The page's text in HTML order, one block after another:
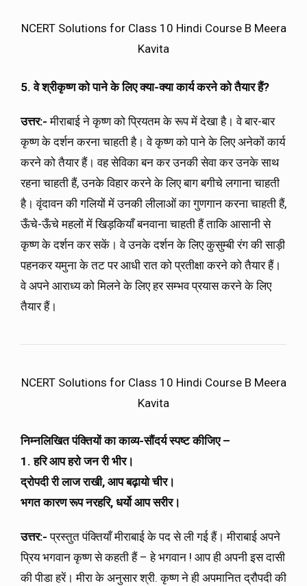
NCERT Solutions for Class 10 Hindi Course B Meera
Kavita
5. वे श्रीकृष्ण को पाने के लिए क्या-क्या कार्य करने को तैयार हैं?
उत्तर:-मीराबाई ने कृष्ण को प्रियतम के रूप में देखा है। वे बार-बार
कृष्ण के दर्शन करना चाहती है। वे कृष्ण को पाने के लिए अनेकों कार्य
करने को तैयार हैं। वह सेविका बन कर उनकी सेवा कर उनके साथ
रहना चाहती हैं, उनके विहार करने के लिए बाग बगीचे लगाना चाहती
है। वृंदावन की गलियों में उनकी लीलाओं का गुणगान करना चाहती हैं,
ऊँचे-ऊँचे महलों में खिड़कियाँ बनवाना चाहती हैं ताकि आसानी से
कृष्ण के दर्शन कर सकें। वे उनके दर्शन के लिए कुसुम्बी रंग की साड़ी
पहनकर यमुना के तट पर आधी रात को प्रतीक्षा करने को तैयार हैं।
वे अपने आराध्य को मिलने के लिए हर सम्भव प्रयास करने के लिए
तैयार हैं।
NCERT Solutions for Class 10 Hindi Course B Meera
Kavita
निम्नलिखित पंक्तियों का काव्य-सौंदर्य स्पष्ट कीजिए –
1. हरि आप हरो जन री भीर।
द्रोपदी री लाज राखी, आप बढ़ायो चीर।
भगत कारण रूप नरहरि, धर्यो आप सरीर।
उत्तर:-प्रस्तुत पंक्तियाँ मीराबाई के पद से ली गई हैं। मीराबाई अपने
प्रिय भगवान कृष्ण से कहती हैं – हे भगवान ! आप ही अपनी इस दासी
की पीडा हरें। मीरा के अनुसार श्री. कृष्ण ने ही अपमानित द्रौपदी की